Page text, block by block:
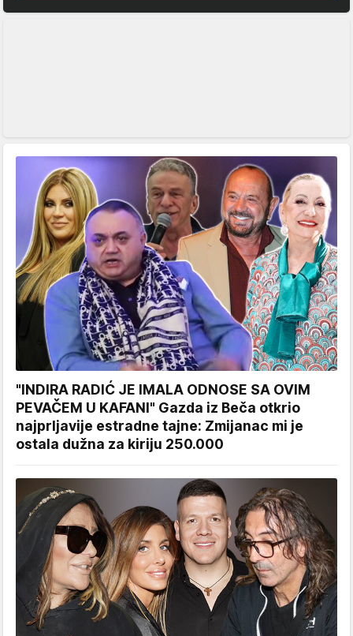
"INDIRA RADIĆ JE IMALA ODNOSE SA OVIM
PEVAČEM U KAFANI" Gazda iz Beča otkrio
najprljavije estradne tajne: Zmijanac mi je
ostala dužna za kiriju 250.000